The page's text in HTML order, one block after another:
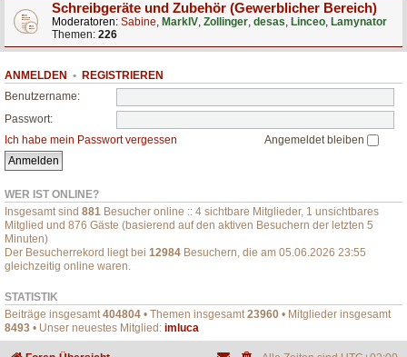
Schreibgeräte und Zubehör (Gewerblicher Bereich)
Moderatoren: Sabine, MarkIV, Zollinger, desas, Linceo, Lamynator
Themen: 226
ANMELDEN • REGISTRIEREN
Benutzername:
Passwort:
Ich habe mein Passwort vergessen
Angemeldet bleiben
WER IST ONLINE?
Insgesamt sind 881 Besucher online :: 4 sichtbare Mitglieder, 1 unsichtbares
Mitglied und 876 Gäste (basierend auf den aktiven Besuchern der letzten 5
Minuten)
Der Besucherrekord liegt bei 12984 Besuchern, die am 05.06.2026 23:55
gleichzeitig online waren.
STATISTIK
Beiträge insgesamt404804 • Themen insgesamt23960 • Mitglieder insgesamt
8493 • Unser neuestes Mitglied: imluca